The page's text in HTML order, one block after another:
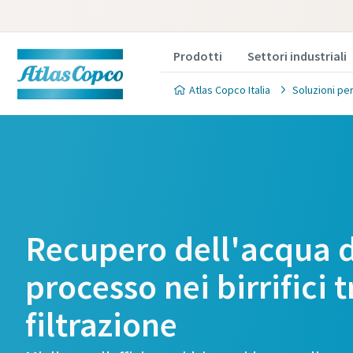
Prodotti Settori industriali
Atlas Copco Italia Soluzioni
Recupero dell'acqua
processo nei birrifici
filtrazione
Sei interessato a
soluzioni di
la tua
uno dei nostri